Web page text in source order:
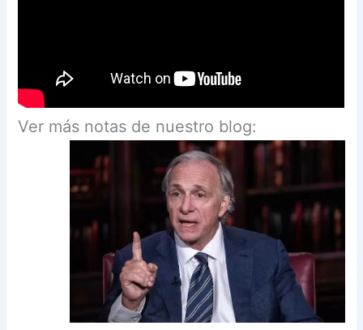
Ver más notas de nuestro blog: